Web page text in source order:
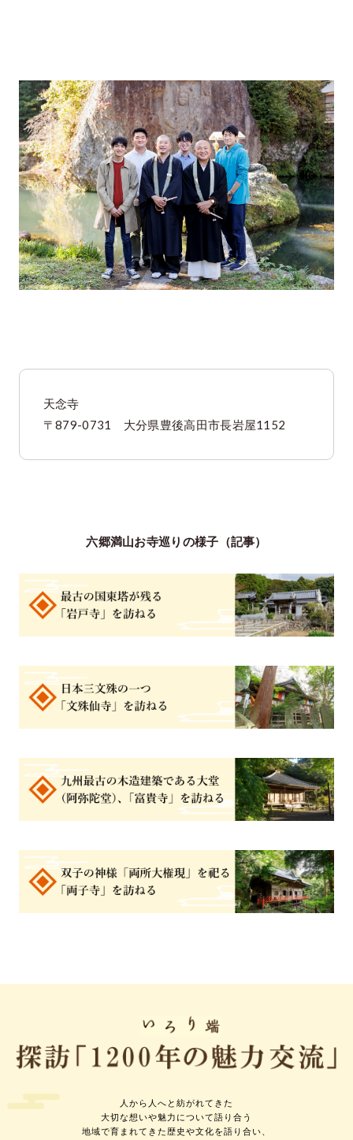
天念寺
〒879-0731 大分県豊後高田市長岩屋1152
六郷満山お寺巡りの様子（記事）
人から人へと紡がれてきた
大切な想いや魅力について語り合う
地域で育まれてきた歴史や文化を語り合い、